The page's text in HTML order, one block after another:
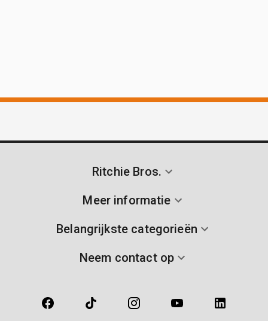
Ritchie Bros.
Meer informatie
Belangrijkste categorieën
Neem contact op